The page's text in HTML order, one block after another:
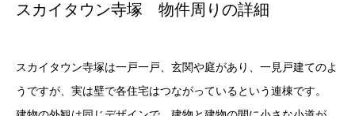
スカイタウン寺塚 物件周りの詳細
スカイタウン寺塚は一戸一戸、玄関や庭があり、一見戸建てのよ
うですが、実は壁で各住宅はつながっているという連棟です。